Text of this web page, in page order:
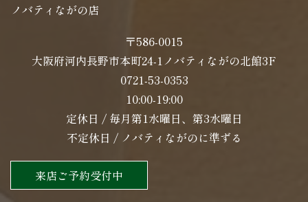
ノバティながの店
〒586-0015
大阪府河内長野市本町24-1ノバティながの北館3F
0721-53-0353
10:00-19:00
定休日 / 毎月第1水曜日、第3水曜日
不定休日 / ノバティながのに準ずる
来店ご予約受付中